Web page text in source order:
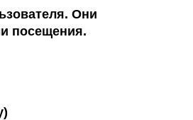
Они
посещения.